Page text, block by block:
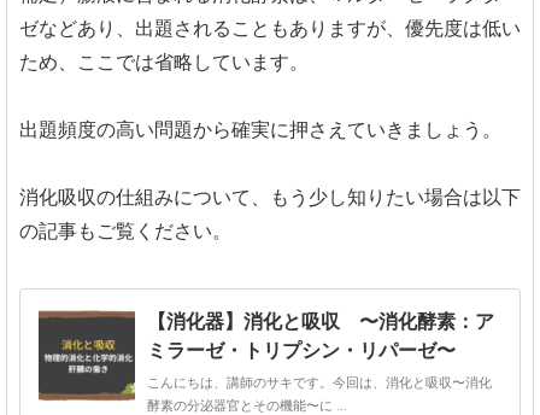
ゼなどあり、出題されることもありますが、優先度は低い
ため、ここでは省略しています。
出題頻度の高い問題から確実に押さえていきましょう。
消化吸収の仕組みについて、もう少し知りたい場合は以下
の記事もご覧ください。
【消化器】消化と吸収 〜消化酵素：ア
ミラーゼ・トリプシン・リパーゼ〜
こんにちは、講師のサキです。今回は、消化と吸収〜消化
酵素の分泌器官とその機能〜に ...